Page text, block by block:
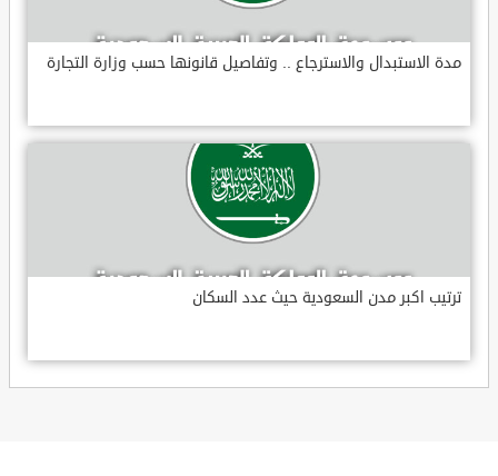
مدة الاستبدال والاسترجاع .. وتفاصيل قانونها حسب وزارة التجارة
ترتيب اكبر مدن السعودية حيث عدد السكان